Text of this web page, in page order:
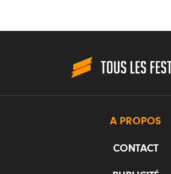
A PROPOS
CONTACT